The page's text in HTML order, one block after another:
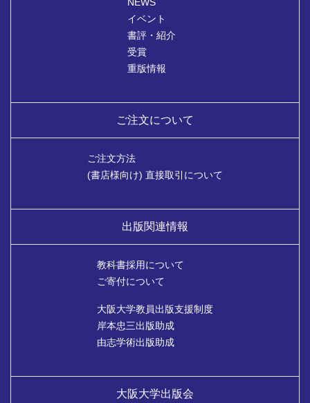
イベント
書評・紹介
受賞
重版情報
ご注文について
ご注文方法
(書店様向け) 直接取引について
出版関連情報
教科書採用について
ご寄付について
大阪大学教員出版支援制度
岸本忠三出版助成
由志学術出版助成
大阪大学出版会